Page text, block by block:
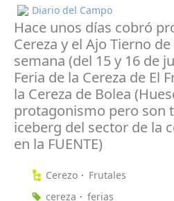
Diario del Campo
Hace unos días cobró
Cereza y el Ajo Tierno
semana (del 15 y 16 de
Feria de la Cereza de El
la Cereza de Bolea
protagonismo pero son
iceberg del sector de la
en la FUENTE)
Cerezo
Frutales
cereza
ferias